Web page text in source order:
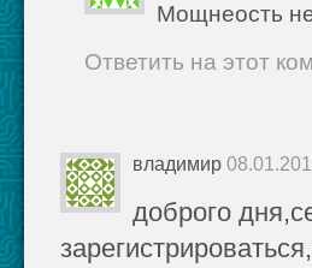
Мощнеость
Ответить на этот
владимир
доброго